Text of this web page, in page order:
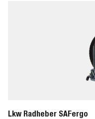
Lkw Radheber SAFergo